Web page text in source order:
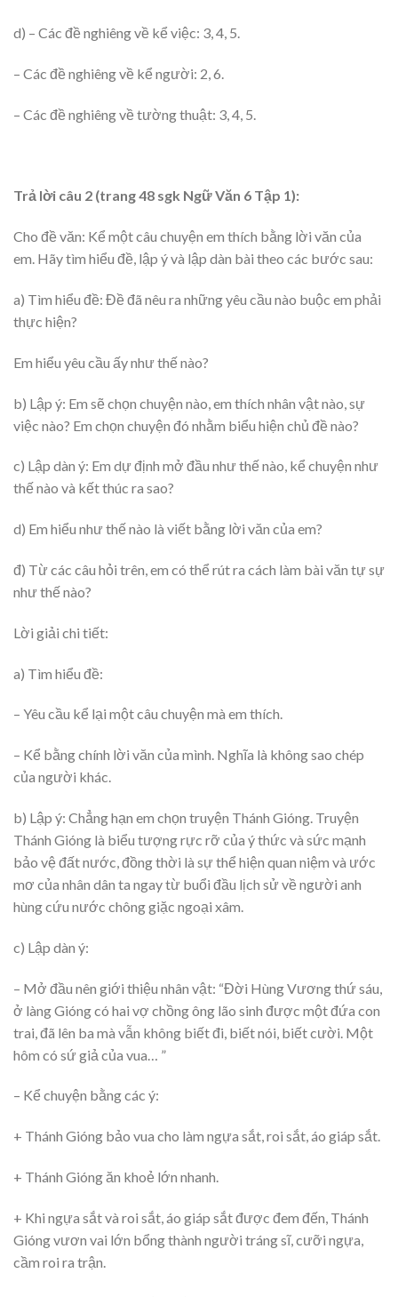
d) – Các đề nghiêng về kể việc: 3, 4, 5.
– Các đề nghiêng về kể người: 2, 6.
– Các đề nghiêng về tường thuật: 3, 4, 5.
Trả lời câu 2 (trang 48 sgk Ngữ Văn 6 Tập 1):
Cho đề văn: Kể một câu chuyện em thích bằng lời văn của
em. Hãy tìm hiểu đề, lập ý và lập dàn bài theo các bước sau:
a) Tìm hiểu đề: Đề đã nêu ra những yêu cầu nào buộc em phải
thực hiện?
Em hiểu yêu cầu ấy như thế nào?
b) Lập ý: Em sẽ chọn chuyện nào, em thích nhân vật nào, sự
việc nào? Em chọn chuyện đó nhằm biểu hiện chủ đề nào?
c) Lập dàn ý: Em dự định mở đầu như thế nào, kể chuyện như
thế nào và kết thúc ra sao?
d) Em hiểu như thế nào là viết bằng lời văn của em?
đ) Từ các câu hỏi trên, em có thể rút ra cách làm bài văn tự sự
như thế nào?
Lời giải chi tiết:
a) Tìm hiểu đề:
– Yêu cầu kể lại một câu chuyện mà em thích.
– Kể bằng chính lời văn của mình. Nghĩa là không sao chép
của người khác.
b) Lập ý: Chẳng hạn em chọn truyện Thánh Gióng. Truyện
Thánh Gióng là biểu tượng rực rỡ của ý thức và sức mạnh
bảo vệ đất nước, đồng thời là sự thể hiện quan niệm và ước
mơ của nhân dân ta ngay từ buổi đầu lịch sử về người anh
hùng cứu nước chông giặc ngoại xâm.
c) Lập dàn ý:
– Mở đầu nên giới thiệu nhân vật: “Đời Hùng Vương thứ sáu,
ở làng Gióng có hai vợ chồng ông lão sinh được một đứa con
trai, đã lên ba mà vẫn không biết đi, biết nói, biết cười. Một
hôm có sứ giả của vua… ”
– Kể chuyện bằng các ý:
+ Thánh Gióng bảo vua cho làm ngựa sắt, roi sắt, áo giáp sắt.
+ Thánh Gióng ăn khoẻ lớn nhanh.
+ Khi ngựa sắt và roi sắt, áo giáp sắt được đem đến, Thánh
Gióng vươn vai lớn bổng thành người tráng sĩ, cưỡi ngựa,
cầm roi ra trận.